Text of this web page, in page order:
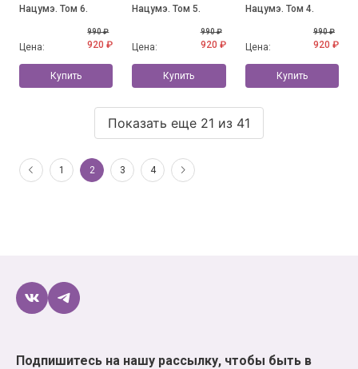
Нацумэ. Том 6.
Цена:
990 ₽
920 ₽
Купить
Нацумэ. Том 5.
Цена:
990 ₽
920 ₽
Купить
Нацумэ. Том 4.
Цена:
990 ₽
920 ₽
Купить
Показать еще 21 из 41
1 2 3 4
Подпишитесь на нашу рассылку, чтобы быть в